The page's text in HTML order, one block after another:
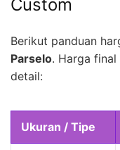
Custom
Berikut panduan
Parselo. Harga
detail:
Ukuran / Tipe